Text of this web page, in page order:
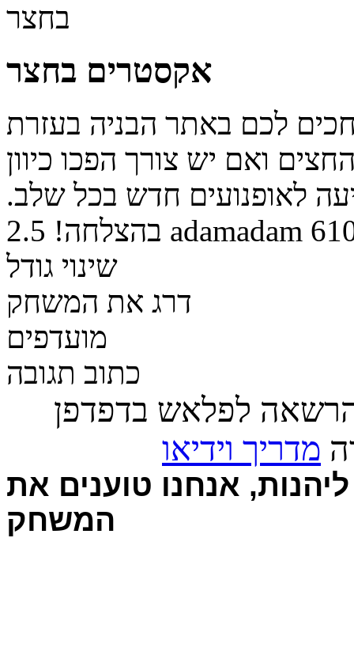
בחצר
אקסטרים בחצר
לכם באתר הבניה בעזרת
ואם יש צורך הפכו כיוון
לאופנועים חדש בכל שלב.
בהצלחה! 2.5 adamadam
שינוי גודל
דרג את המשחק
מועדפים
כתוב תגובה
לפלאש בדפדפן
מדריך וידיאו
אנחנו טוענים את
המשחק